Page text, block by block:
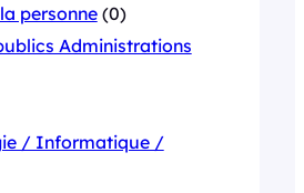
personne(0)
Administrations
/ Informatique /